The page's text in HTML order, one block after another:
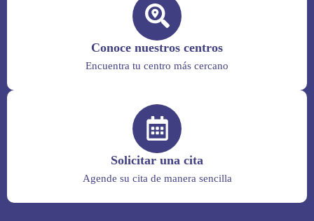
Conoce nuestros centros
Encuentra tu centro más cercano
Solicitar una cita
Agende su cita de manera sencilla